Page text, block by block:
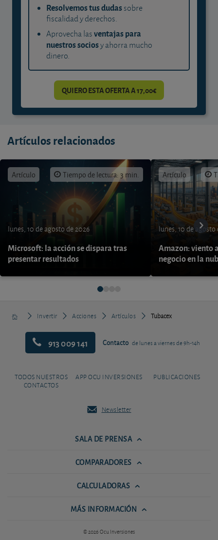
Resolvemos tus dudassobre
fiscalidad y derechos.
Aprovecha lasventajas para
nuestros sociosy ahorra mucho
dinero.
QUIERO ESTA OFERTA A 17,00€
Artículos relacionados
Artículo Tiempo de lectura: 3 min.
lunes, 10 de agosto de 2026
Microsoft: la acción se dispara tras
presentar resultados
Artículo
lunes, 10 de agosto
Amazon: viento
negocio en la
Invertir Acciones Artículos Tubacex
913 009 141 Contacto de lunes a viernes de 9h-14h
TODOS NUESTROS
CONTACTOS
APP OCU INVERSIONES PUBLICACIONES
Newsletter
SALA DE PRENSA
COMPARADORES
CALCULADORAS
MÁS INFORMACIÓN
© 2026 Ocu Inversiones